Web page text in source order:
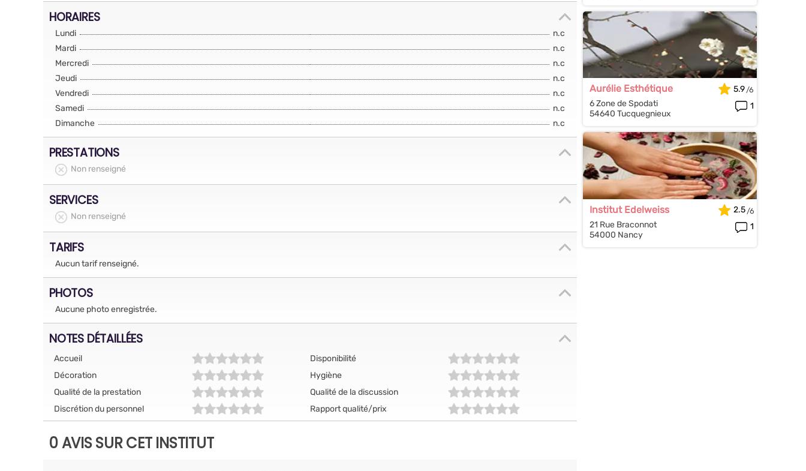
HORAIRES
Lundi
n.c
Mardi
n.c
Mercredi
n.c
Jeudi
n.c
Vendredi
n.c
Samedi
n.c
Dimanche
n.c
PRESTATIONS
Non renseigné
SERVICES
Non renseigné
TARIFS
Aucun tarif renseigné.
PHOTOS
Aucune photo enregistrée.
NOTES DÉTAILLÉES
Accueil
Disponibilité
Décoration
Hygiène
Qualité de la prestation
Qualité de la discussion
Discrétion du personnel
Rapport qualité/prix
0 AVIS SUR CET INSTITUT
Aurélie Esthétique
6 Zone de Spodati
54640 Tucquegnieux
5.9
1
Institut Edelweiss
21 Rue Braconnot
54000 Nancy
2.5
1